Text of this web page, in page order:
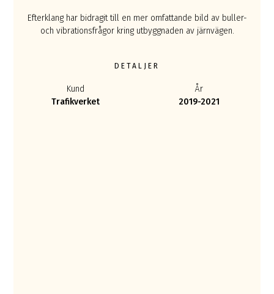
Efterklang har bidragit till en mer omfattande bild av buller-
och vibrationsfrågor kring utbyggnaden av järnvägen.
DETALJER
Kund
Trafikverket
År
2019-2021